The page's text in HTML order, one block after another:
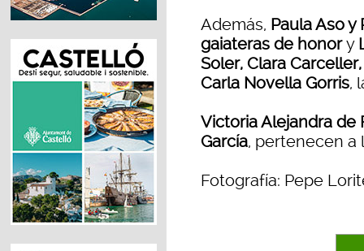
Además, Paula Aso y
gaiateras de honory
Soler, Clara
Carla Novella Gorris,
Victoria Alejandra de
García, pertenecen a
Fotografía: Pepe